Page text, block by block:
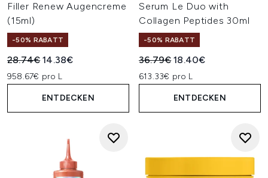
Filler Renew Augencreme
(15ml)
-50% RABATT
Unverbindliche Preisempfehlung:
28.74€Aktueller Preis:
14.38€
958.67€ pro L
ENTDECKEN
Serum Le Duo with
Collagen Peptides 30ml
-50% RABATT
Unverbindliche
36.79€Aktueller Preis:
18.40€
613.33€ pro L
ENTDECKEN